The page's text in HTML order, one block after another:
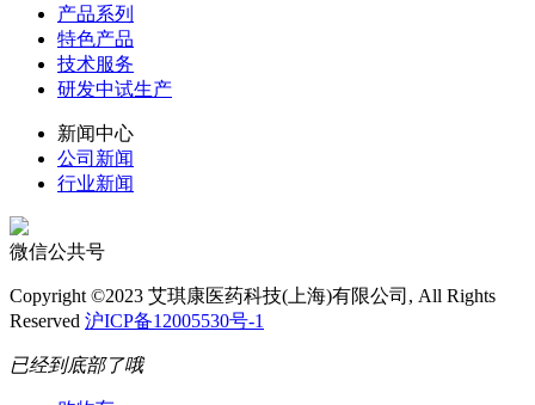
产品系列
特色产品
技术服务
研发中试生产
新闻中心
公司新闻
行业新闻
微信公共号
Copyright ©2023 艾琪康医药科技(上海)有限公司, All Rights
Reserved 沪ICP备12005530号-1
已经到底部了哦